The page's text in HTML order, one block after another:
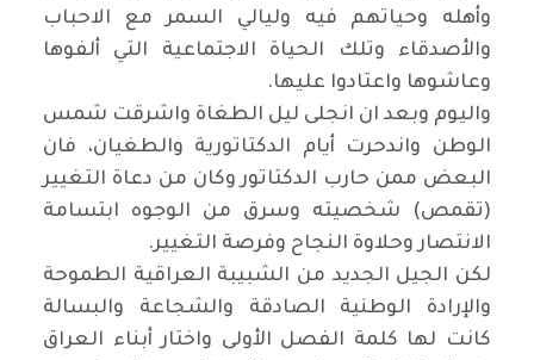
وأهله وحياتهم فيه وليالي السمر مع الاحباب
والأصدقاء وتلك الحياة الاجتماعية التي ألفوها
وعاشوها واعتادوا عليها.
واليوم وبعد ان انجلى ليل الطغاة واشرقت شمس
الوطن واندحرت أيام الدكتاتورية والطغيان، فان
البعض ممن حارب الدكتاتور وكان من دعاة التغيير
(تقمص) شخصيته وسرق من الوجوه ابتسامة
الانتصار وحلاوة النجاح وفرصة التغيير.
لكن الجيل الجديد من الشبيبة العراقية الطموحة
والإرادة الوطنية الصادقة والشجاعة والبسالة
كانت لها كلمة الفصل الأولى واختار أبناء العراق